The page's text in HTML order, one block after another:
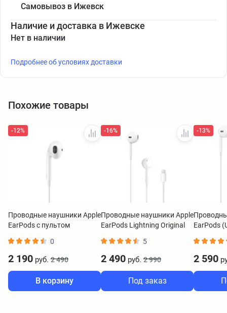
Самовывоз в Ижевск
Наличие и доставка в Ижевске
Нет в наличии
Подробнее об условиях доставки
Похожие товары
-12%
Проводные наушники Apple
EarPods с пультом
Original
0
2 190 руб. 2 490
В корзину
-16%
Проводные наушники Apple
EarPods Lightning Original
5
2 490 руб. 2 990
Под заказ
-13%
EarPods
2 590